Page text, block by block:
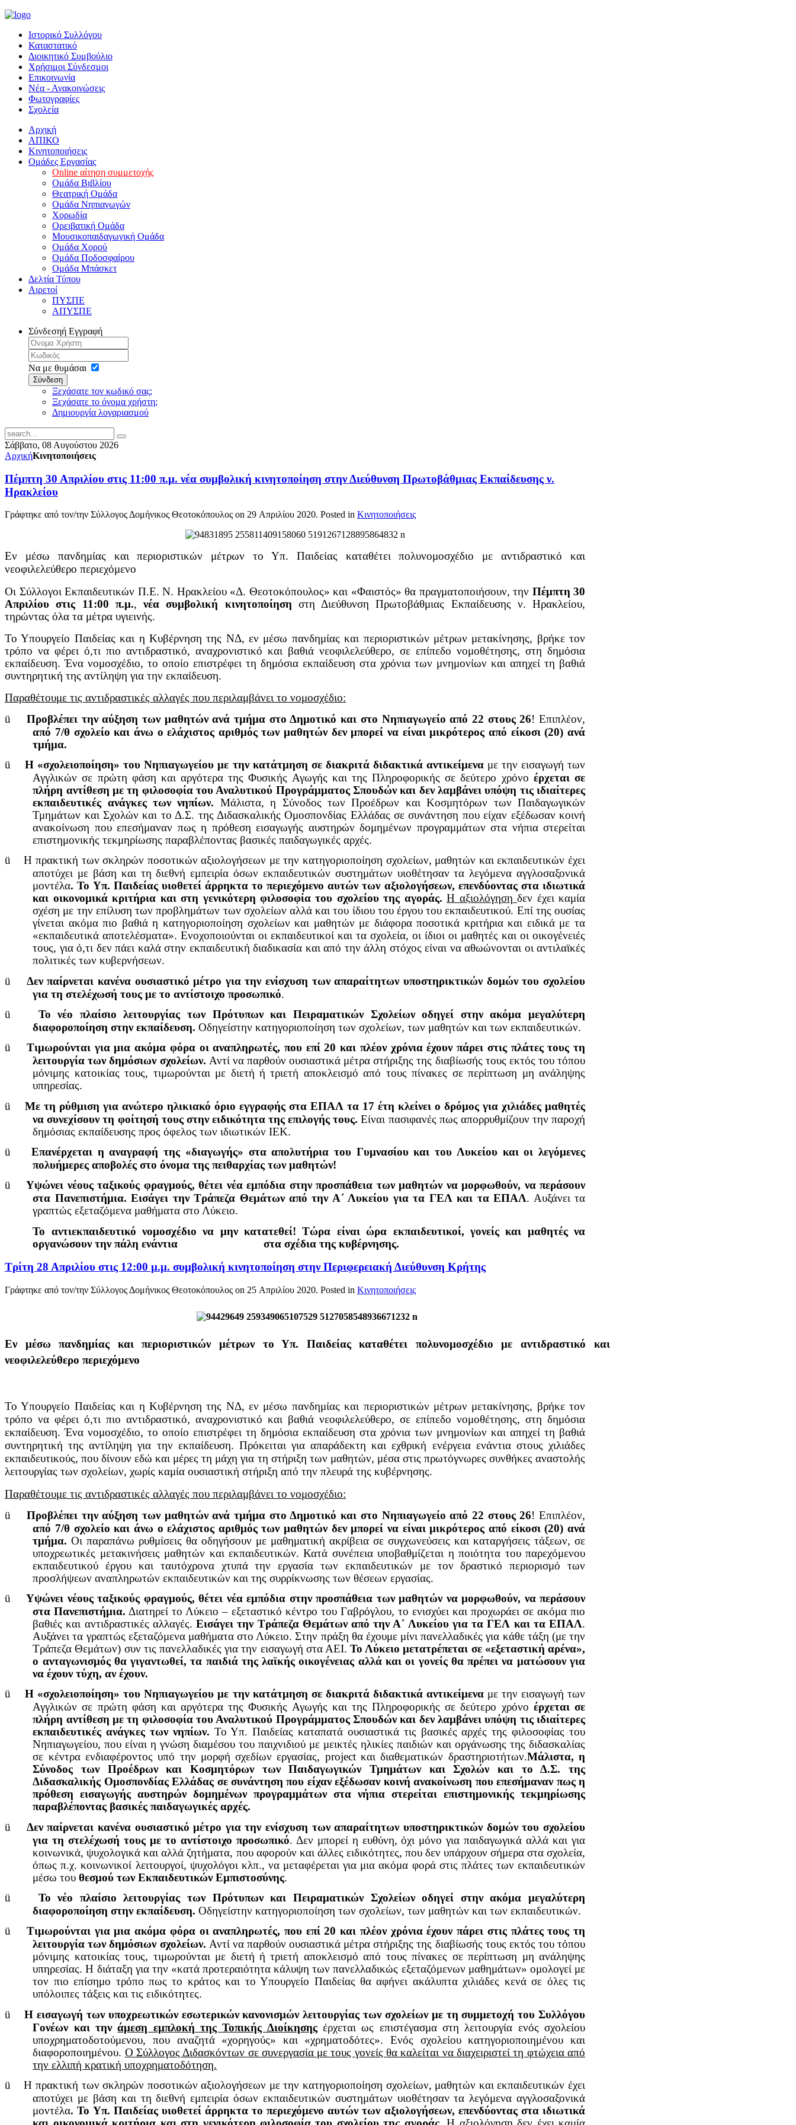
Ιστορικό Συλλόγου
Καταστατικό
Διοικητικό Συμβούλιο
Χρήσιμοι Σύνδεσμοι
Επικοινωνία
Νέα - Ανακοινώσεις
Φωτογραφίες
Σχολεία
Αρχική
ΑΠΙΚΟ
Κινητοποιήσεις
Ομάδες Εργασίας
Online αίτηση συμμετοχής
Ομάδα Βιβλίου
Θεατρική Ομάδα
Ομάδα Νηπιαγωγών
Χορωδία
Ορειβατική Ομάδα
Μουσικοπαιδαγωγική Ομάδα
Ομάδα Χορού
Ομάδα Ποδοσφαίρου
Ομάδα Μπάσκετ
Δελτία Τύπου
Αιρετοί
ΠΥΣΠΕ
ΑΠΥΣΠΕ
Σύνδεσηή Εγγραφή
Να με θυμάσαι
Σύνδεση
Ξεχάσατε τον κωδικό σας;
Ξεχάσατε το όνομα χρήστη;
Δημιουργία λογαριασμού
Σάββατο, 08 Αυγούστου 2026
ΑρχικήΚινητοποιήσεις
Πέμπτη 30 Απριλίου στις 11:00 π.μ. νέα συμβολική κινητοποίηση στην Διεύθυνση Πρωτοβάθμιας Εκπαίδευσης ν.
Ηρακλείου
Γράφτηκε από τον/την Σύλλογος Δομήνικος Θεοτοκόπουλος on 29 Απριλίου 2020. Posted in Κινητοποιήσεις
Εν μέσω πανδημίας και περιοριστικών μέτρων το Υπ. Παιδείας καταθέτει πολυνομοσχέδιο με αντιδραστικό και
νεοφιλελεύθερο περιεχόμενο
Οι Σύλλογοι Εκπαιδευτικών Π.Ε. Ν. Ηρακλείου «Δ. Θεοτοκόπουλος» και «Φαιστός» θα πραγματοποιήσουν, την Πέμπτη 30
Απριλίου στις 11:00 π.μ., νέα συμβολική κινητοποίηση στη Διεύθυνση Πρωτοβάθμιας Εκπαίδευσης ν. Ηρακλείου,
τηρώντας όλα τα μέτρα υγιεινής.
Το Υπουργείο Παιδείας και η Κυβέρνηση της ΝΔ, εν μέσω πανδημίας και περιοριστικών μέτρων μετακίνησης, βρήκε τον
τρόπο να φέρει ό,τι πιο αντιδραστικό, αναχρονιστικό και βαθιά νεοφιλελεύθερο, σε επίπεδο νομοθέτησης, στη δημόσια
εκπαίδευση. Ένα νομοσχέδιο, το οποίο επιστρέφει τη δημόσια εκπαίδευση στα χρόνια των μνημονίων και απηχεί τη βαθιά
συντηρητική της αντίληψη για την εκπαίδευση.
Παραθέτουμε τις αντιδραστικές αλλαγές που περιλαμβάνει το νομοσχέδιο:
ü
Προβλέπει την αύξηση των μαθητών ανά τμήμα στο Δημοτικό και στο Νηπιαγωγείο από 22 στους 26! Επιπλέον,
από 7/θ σχολείο και άνω ο ελάχιστος αριθμός των μαθητών δεν μπορεί να είναι μικρότερος από είκοσι (20) ανά
τμήμα.
ü
Η «σχολειοποίηση» του Νηπιαγωγείου με την κατάτμηση σε διακριτά διδακτικά αντικείμεναμε την εισαγωγή των
Αγγλικών σε πρώτη φάση και αργότερα της Φυσικής Αγωγής και της Πληροφορικής σε δεύτερο χρόνο έρχεται σε
πλήρη αντίθεση με τη φιλοσοφία του Αναλυτικού Προγράμματος Σπουδών και δεν λαμβάνει υπόψη τις ιδιαίτερες
εκπαιδευτικές ανάγκες των νηπίων. Μάλιστα, η Σύνοδος των Προέδρων και Κοσμητόρων των Παιδαγωγικών
Τμημάτων και Σχολών και το Δ.Σ. της Διδασκαλικής Ομοσπονδίας Ελλάδας σε συνάντηση που είχαν εξέδωσαν κοινή
ανακοίνωση που επεσήμαναν πως η πρόθεση εισαγωγής αυστηρών δομημένων προγραμμάτων στα νήπια στερείται
επιστημονικής τεκμηρίωσης παραβλέποντας βασικές παιδαγωγικές αρχές.
ü
Η πρακτική των σκληρών ποσοτικών αξιολογήσεων με την κατηγοριοποίηση σχολείων, μαθητών και εκπαιδευτικών έχει
αποτύχει με βάση και τη διεθνή εμπειρία όσων εκπαιδευτικών συστημάτων υιοθέτησαν τα λεγόμενα αγγλοσαξονικά
μοντέλα. Το Υπ. Παιδείας υιοθετεί άρρηκτα το περιεχόμενο αυτών των αξιολογήσεων, επενδύοντας στα ιδιωτικά
και οικονομικά κριτήρια και στη γενικότερη φιλοσοφία του σχολείου της αγοράς. Η αξιολόγησηδεν έχει καμία
σχέση με την επίλυση των προβλημάτων των σχολείων αλλά και του ίδιου του έργου του εκπαιδευτικού. Επί της ουσίας
γίνεται ακόμα πιο βαθιά η κατηγοριοποίηση σχολείων και μαθητών με διάφορα ποσοτικά κριτήρια και ειδικά με τα
«εκπαιδευτικά αποτελέσματα». Ενοχοποιούνται οι εκπαιδευτικοί και τα σχολεία, οι ίδιοι οι μαθητές και οι οικογένειές
τους, για ό,τι δεν πάει καλά στην εκπαιδευτική διαδικασία και από την άλλη στόχος είναι να αθωώνονται οι αντιλαϊκές
πολιτικές των κυβερνήσεων.
ü
Δεν παίρνεται κανένα ουσιαστικό μέτρο για την ενίσχυση των απαραίτητων υποστηρικτικών δομών του σχολείου
για τη στελέχωσή τους με το αντίστοιχο προσωπικό.
ü
Το νέο πλαίσιο λειτουργίας των Πρότυπων και Πειραματικών Σχολείων οδηγεί στην ακόμα μεγαλύτερη
διαφοροποίηση στην εκπαίδευση.Οδηγείστην κατηγοριοποίηση των σχολείων, των μαθητών και των εκπαιδευτικών.
ü
Τιμωρούνται για μια ακόμα φόρα οι αναπληρωτές, που επί 20 και πλέον χρόνια έχουν πάρει στις πλάτες τους τη
λειτουργία των δημόσιων σχολείων. Αντί να παρθούν ουσιαστικά μέτρα στήριξης της διαβίωσής τους εκτός του τόπου
μόνιμης κατοικίας τους, τιμωρούνται με διετή ή τριετή αποκλεισμό από τους πίνακες σε περίπτωση μη ανάληψης
υπηρεσίας.
ü
Με τη ρύθμιση για ανώτερο ηλικιακό όριο εγγραφής στα ΕΠΑΛ τα 17 έτη κλείνει ο δρόμος για χιλιάδες μαθητές
να συνεχίσουν τη φοίτησή τους στην ειδικότητα της επιλογής τους. Είναι πασιφανές πως απορρυθμίζουν την παροχή
δημόσιας εκπαίδευσης προς όφελος των ιδιωτικών ΙΕΚ.
ü
Επανέρχεται η αναγραφή της «διαγωγής» στα απολυτήρια του Γυμνασίου και του Λυκείου και οι λεγόμενες
πολυήμερες αποβολές στο όνομα της πειθαρχίας των μαθητών!
ü
Υψώνει νέους ταξικούς φραγμούς, θέτει νέα εμπόδια στην προσπάθεια των μαθητών να μορφωθούν, να περάσουν
στα Πανεπιστήμια. Εισάγει την Τράπεζα Θεμάτων από την Α΄ Λυκείου για τα ΓΕΛ και τα ΕΠΑΛ. Αυξάνει τα
γραπτώς εξεταζόμενα μαθήματα στο Λύκειο.
Το αντιεκπαιδευτικό νομοσχέδιο να μην κατατεθεί! Τώρα είναι ώρα εκπαιδευτικοί, γονείς και μαθητές να
οργανώσουν την πάλη ενάντια στα σχέδια της κυβέρνησης.
Τρίτη 28 Απριλίου στις 12:00 μ.μ. συμβολική κινητοποίηση στην Περιφερειακή Διεύθυνση Κρήτης
Γράφτηκε από τον/την Σύλλογος Δομήνικος Θεοτοκόπουλος on 25 Απριλίου 2020. Posted in Κινητοποιήσεις
Εν μέσω πανδημίας και περιοριστικών μέτρων το Υπ. Παιδείας καταθέτει πολυνομοσχέδιο με αντιδραστικό και
νεοφιλελεύθερο περιεχόμενο
Το Υπουργείο Παιδείας και η Κυβέρνηση της ΝΔ, εν μέσω πανδημίας και περιοριστικών μέτρων μετακίνησης, βρήκε τον
τρόπο να φέρει ό,τι πιο αντιδραστικό, αναχρονιστικό και βαθιά νεοφιλελεύθερο, σε επίπεδο νομοθέτησης, στη δημόσια
εκπαίδευση. Ένα νομοσχέδιο, το οποίο επιστρέφει τη δημόσια εκπαίδευση στα χρόνια των μνημονίων και απηχεί τη βαθιά
συντηρητική της αντίληψη για την εκπαίδευση. Πρόκειται για απαράδεκτη και εχθρική ενέργεια ενάντια στους χιλιάδες
εκπαιδευτικούς, που δίνουν εδώ και μέρες τη μάχη για τη στήριξη των μαθητών, μέσα στις πρωτόγνωρες συνθήκες αναστολής
λειτουργίας των σχολείων, χωρίς καμία ουσιαστική στήριξη από την πλευρά της κυβέρνησης.
Παραθέτουμε τις αντιδραστικές αλλαγές που περιλαμβάνει το νομοσχέδιο:
ü
Προβλέπει την αύξηση των μαθητών ανά τμήμα στο Δημοτικό και στο Νηπιαγωγείο από 22 στους 26! Επιπλέον,
από 7/θ σχολείο και άνω ο ελάχιστος αριθμός των μαθητών δεν μπορεί να είναι μικρότερος από είκοσι (20) ανά
τμήμα. Οι παραπάνω ρυθμίσεις θα οδηγήσουν με μαθηματική ακρίβεια σε συγχωνεύσεις και καταργήσεις τάξεων, σε
υποχρεωτικές μετακινήσεις μαθητών και εκπαιδευτικών. Κατά συνέπεια υποβαθμίζεται η ποιότητα του παρεχόμενου
εκπαιδευτικού έργου και ταυτόχρονα χτυπά την εργασία των εκπαιδευτικών με τον δραστικό περιορισμό των
προσλήψεων αναπληρωτών εκπαιδευτικών και της συρρίκνωσης των θέσεων εργασίας.
ü
Υψώνει νέους ταξικούς φραγμούς, θέτει νέα εμπόδια στην προσπάθεια των μαθητών να μορφωθούν, να περάσουν
στα Πανεπιστήμια. Διατηρεί το Λύκειο – εξεταστικό κέντρο του Γαβρόγλου, το ενισχύει και προχωράει σε ακόμα πιο
βαθιές και αντιδραστικές αλλαγές.Εισάγει την Τράπεζα Θεμάτων από την Α΄ Λυκείου για τα ΓΕΛ και τα ΕΠΑΛ.
Αυξάνει τα γραπτώς εξεταζόμενα μαθήματα στο Λύκειο. Στην πράξη θα έχουμε μίνι πανελλαδικές για κάθε τάξη (με την
Τράπεζα Θεμάτων) συν τις πανελλαδικές για την εισαγωγή στα ΑΕΙ.Το Λύκειο μετατρέπεται σε «εξεταστική αρένα»,
ο ανταγωνισμός θα γιγαντωθεί, τα παιδιά της λαϊκής οικογένειας αλλά και οι γονείς θα πρέπει να ματώσουν για
να έχουν τύχη, αν έχουν.
ü
Η «σχολειοποίηση» του Νηπιαγωγείου με την κατάτμηση σε διακριτά διδακτικά αντικείμεναμε την εισαγωγή των
Αγγλικών σε πρώτη φάση και αργότερα της Φυσικής Αγωγής και της Πληροφορικής σε δεύτερο χρόνο έρχεται σε
πλήρη αντίθεση με τη φιλοσοφία του Αναλυτικού Προγράμματος Σπουδών και δεν λαμβάνει υπόψη τις ιδιαίτερες
εκπαιδευτικές ανάγκες των νηπίων. Το Υπ. Παιδείας καταπατά ουσιαστικά τις βασικές αρχές της φιλοσοφίας του
Νηπιαγωγείου, που είναι η γνώση διαμέσου του παιχνιδιού με μεικτές ηλικίες παιδιών και οργάνωσης της διδασκαλίας
σε κέντρα ενδιαφέροντος υπό την μορφή σχεδίων εργασίας, project και διαθεματικών δραστηριοτήτων.Μάλιστα, η
Σύνοδος των Προέδρων και Κοσμητόρων των Παιδαγωγικών Τμημάτων και Σχολών και το Δ.Σ. της
Διδασκαλικής Ομοσπονδίας Ελλάδας σε συνάντηση που είχαν εξέδωσαν κοινή ανακοίνωση που επεσήμαναν πως η
πρόθεση εισαγωγής αυστηρών δομημένων προγραμμάτων στα νήπια στερείται επιστημονικής τεκμηρίωσης
παραβλέποντας βασικές παιδαγωγικές αρχές.
ü
Δεν παίρνεται κανένα ουσιαστικό μέτρο για την ενίσχυση των απαραίτητων υποστηρικτικών δομών του σχολείου
για τη στελέχωσή τους με το αντίστοιχο προσωπικό. Δεν μπορεί η ευθύνη, όχι μόνο για παιδαγωγικά αλλά και για
κοινωνικά, ψυχολογικά και αλλά ζητήματα, που αφορούν και άλλες ειδικότητες, που δεν υπάρχουν σήμερα στα σχολεία,
όπως π.χ. κοινωνικοί λειτουργοί, ψυχολόγοι κλπ., να μεταφέρεται για μια ακόμα φορά στις πλάτες των εκπαιδευτικών
μέσω τουθεσμού των Εκπαιδευτικών Εμπιστοσύνης.
ü
Το νέο πλαίσιο λειτουργίας των Πρότυπων και Πειραματικών Σχολείων οδηγεί στην ακόμα μεγαλύτερη
διαφοροποίηση στην εκπαίδευση.Οδηγείστην κατηγοριοποίηση των σχολείων, των μαθητών και των εκπαιδευτικών.
ü
Τιμωρούνται για μια ακόμα φόρα οι αναπληρωτές, που επί 20 και πλέον χρόνια έχουν πάρει στις πλάτες τους τη
λειτουργία των δημόσιων σχολείων. Αντί να παρθούν ουσιαστικά μέτρα στήριξης της διαβίωσής τους εκτός του τόπου
μόνιμης κατοικίας τους, τιμωρούνται με διετή ή τριετή αποκλεισμό από τους πίνακες σε περίπτωση μη ανάληψης
υπηρεσίας. Η διάταξη για την «κατά προτεραιότητα κάλυψη των πανελλαδικώς εξεταζόμενων μαθημάτων» ομολογεί με
τον πιο επίσημο τρόπο πως το κράτος και το Υπουργείο Παιδείας θα αφήνει ακάλυπτα χιλιάδες κενά σε όλες τις
υπόλοιπες τάξεις και τις ειδικότητες.
ü
Η εισαγωγή των υποχρεωτικών εσωτερικών κανονισμών λειτουργίας των σχολείων με τη συμμετοχή του Συλλόγου
Γονέων και τηνάμεση εμπλοκή της Τοπικής Διοίκησης έρχεται ως επιστέγασμα στη λειτουργία ενός σχολείου
υποχρηματοδοτούμενου, που αναζητά «χορηγούς» και «χρηματοδότες». Ενός σχολείου κατηγοριοποιημένου και
διαφοροποιημένου. Ο Σύλλογος Διδασκόντων σε συνεργασία με τους γονείς θα καλείται να διαχειριστεί τη φτώχεια από
την ελλιπή κρατική υποχρηματοδότηση.
ü
Η πρακτική των σκληρών ποσοτικών αξιολογήσεων με την κατηγοριοποίηση σχολείων, μαθητών και εκπαιδευτικών έχει
αποτύχει με βάση και τη διεθνή εμπειρία όσων εκπαιδευτικών συστημάτων υιοθέτησαν τα λεγόμενα αγγλοσαξονικά
μοντέλα. Το Υπ. Παιδείας υιοθετεί άρρηκτα το περιεχόμενο αυτών των αξιολογήσεων, επενδύοντας στα ιδιωτικά